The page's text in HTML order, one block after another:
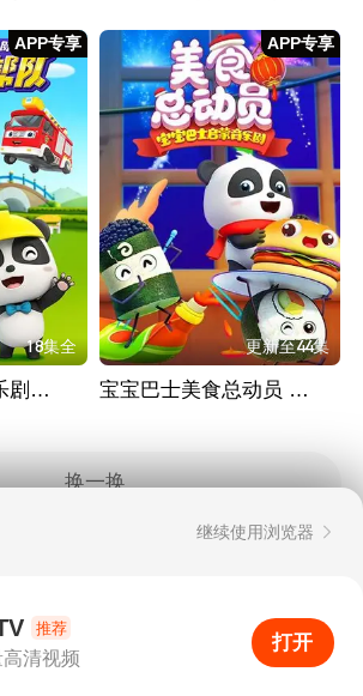
APP专享
18集全
宝宝巴士启蒙音乐剧之汽车帮帮队
APP专享
更新至44集
宝宝巴士美食总动员 全集
换一换
30
打开APP
继续使用浏览器
推荐
清视频
打开